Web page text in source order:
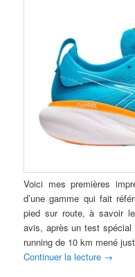
Voici mes premières
d’une gamme qui fait
pied sur route, à savoir
avis, après un test
running de 10 km mené
Continuer la lecture →